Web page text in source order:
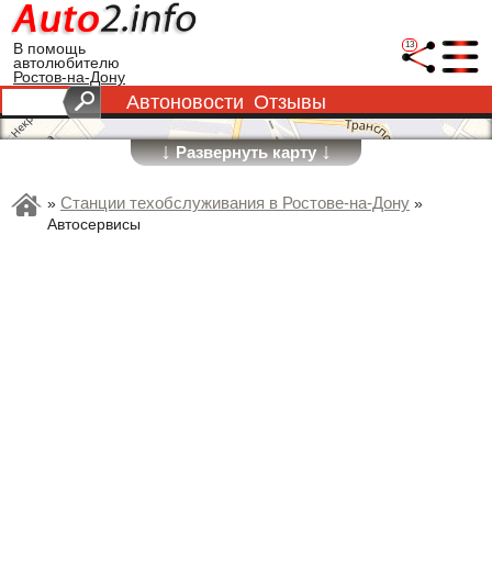
В помощь
автолюбителю
Ростов-на-Дону
13
Автоновости Отзывы
↓Развернуть карту↓
» Станции техобслуживания в Ростове-на-Дону »
Автосервисы